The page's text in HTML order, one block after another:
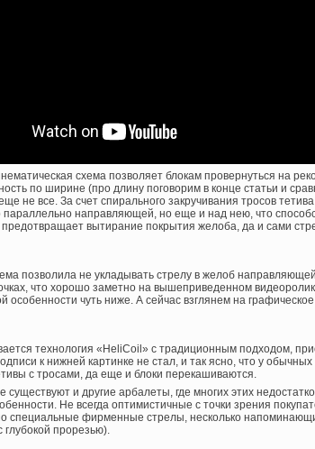
схема позволяет блокам провернуться на
по ширине (про длину поговорим в конце статьи и
не все. За счет спирального закручивания тросов
параллельно направляющей, но еще и над нею, что
вытирание покрытия желоба, да и сами
позволила не укладывать стрелу в желоб
что хорошо заметно на вышеприведенном
особенности чуть ниже. А сейчас взглянем на
технология «HeliCoil» с традиционным подходом,
к нижней картинке не стал, и так ясно, что у
с тросами, да еще и блоки перекашиваются.
существуют и другие арбалеты, где многих этих
Не всегда оптимистичные с точки зрения
специальные фирменные стрелы, несколько
глубокой прорезью).